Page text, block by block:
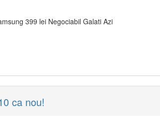
399 lei Negociabil Galati Azi
ca nou!